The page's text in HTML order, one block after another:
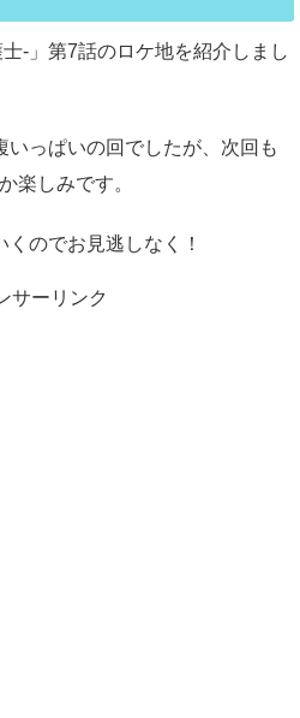
-」第7話のロケ地を紹介しまし
っぱいの回でしたが、次回も
楽しみです。
のでお見逃しなく！
サーリンク